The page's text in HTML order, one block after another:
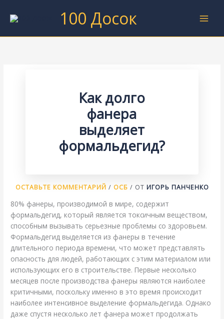
100 Досок
Как долго
фанера
выделяет
формальдегид?
ОСТАВЬТЕ КОММЕНТАРИЙ / ОСБ / ОТ ИГОРЬ ПАНЧЕНКО
80% фанеры, производимой в мире, содержит
формальдегид, который является токсичным веществом,
способным вызывать серьезные проблемы со здоровьем.
Формальдегид выделяется из фанеры в течение
длительного периода времени, что может представлять
опасность для людей, работающих с этим материалом или
использующих его в строительстве. Первые несколько
месяцев после производства фанеры являются наиболее
критичными, поскольку именно в это время происходит
наиболее интенсивное выделение формальдегида. Однако
даже спустя несколько лет фанера может продолжать